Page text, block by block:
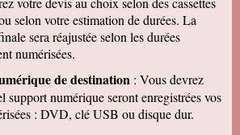
je le ferai avec plaisir.
selon votre estimation de durées. La
sera réajustée selon les durées
numérisées.
de destination : Vous devrez
support numérique seront enregistrées vos
: DVD, clé USB ou disque dur.